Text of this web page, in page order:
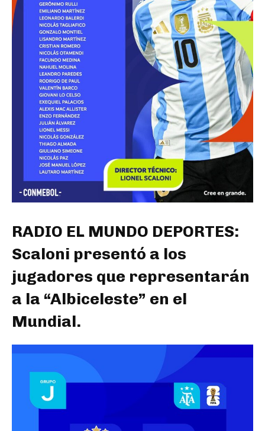
RADIO EL MUNDO DEPORTES:
Scaloni presentó a los
jugadores que representarán
a la “Albiceleste” en el
Mundial.